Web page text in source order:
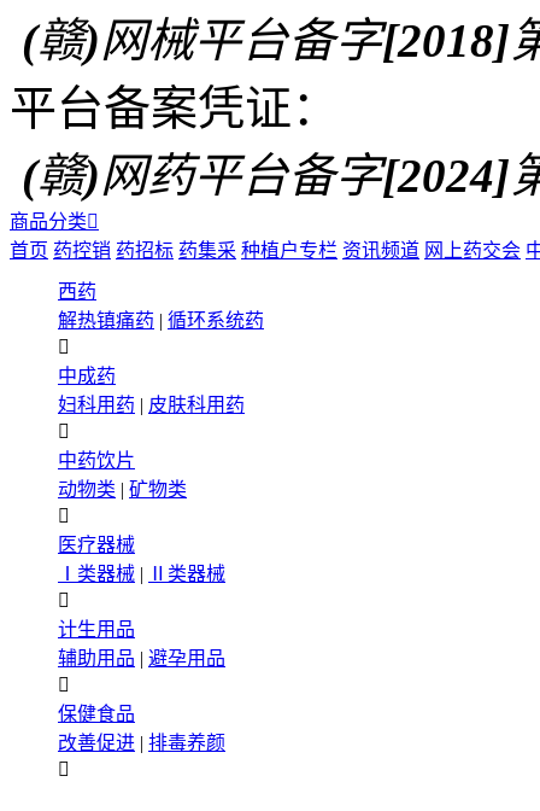
(赣)网械平台备字[2018]
平台备案凭证：
(赣)网药平台备字[2024]
商品分类
首页 药控销 药招标 药集采 种植户专栏 资讯频道 网上药交会
西药
解热镇痛药 | 循环系统药

中成药
妇科用药 | 皮肤科用药

中药饮片
动物类 | 矿物类

医疗器械
Ⅰ类器械 |
Ⅱ类器械

计生用品
辅助用品 | 避孕用品

保健食品
改善促进 | 排毒养颜
